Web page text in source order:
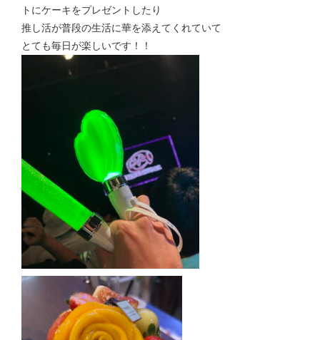
トにケーキをプレゼントしたり
推し活が普段の生活に華を添えてくれていて
とても毎日が楽しいです！！